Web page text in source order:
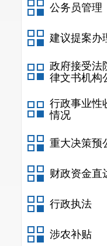
公务员管理
建议提案办
政府接受法
律文书机构
行政事业性
情况
重大决策预
财政资金直
行政执法
涉农补贴